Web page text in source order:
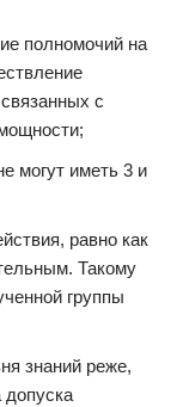
полномочий на
с
могут иметь 3 и
равно как
Такому
группы
знаний реже,
допуска